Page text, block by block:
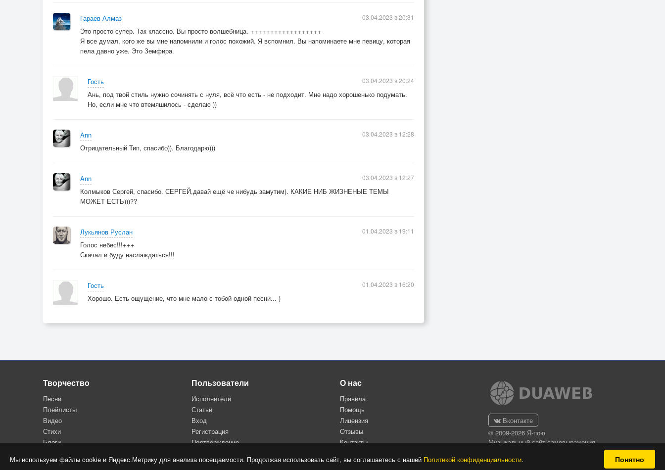
Мы используем файлы cookie и Яндекс.Метрику для анализа посещаемости. Продолжая использовать сайт, вы соглашаетесь с нашей Политикой конфиденциальности. Понятно
Гараев Алмаз
Это просто супер. Так классно. Вы просто волшебница. ++++++++++++++++++
Я все думал, кого же вы мне напомнили и голос похожий. Я вспомнил. Вы напоминаете мне певицу, которая
пела давно уже. Это Земфира.
03.04.2023 в 20:31
Гость
Ань, под твой стиль нужно сочинять с нуля, всё что есть - не подходит. Мне надо хорошенько подумать.
Но, если мне что втемяшилось - сделаю ))
03.04.2023 в 20:24
Ann
Отрицательный Тип, спасибо)). Благодарю)))
03.04.2023 в 12:28
Ann
Колмыков Сергей, спасибо. СЕРГЕЙ,давай ещё че нибудь замутим). КАКИЕ НИБ ЖИЗНЕНЫЕ ТЕМЫ
МОЖЕТ ЕСТЬ)))??
03.04.2023 в 12:27
Лукьянов Руслан
Голос небес!!!+++
Скачал и буду наслаждаться!!!
01.04.2023 в 19:11
Гость
Хорошо. Есть ощущение, что мне мало с тобой одной песни... )
01.04.2023 в 16:20
Творчество
Песни
Плейлисты
Видео
Стихи
Блоги
Пользователи
Исполнители
Статьи
Вход
Регистрация
Подтверждение
О нас
Правила
Помощь
Лицензия
Отзывы
Контакты
Вконтакте
© 2009-2026 Я-пою
Музыкальный сайт самовыражения